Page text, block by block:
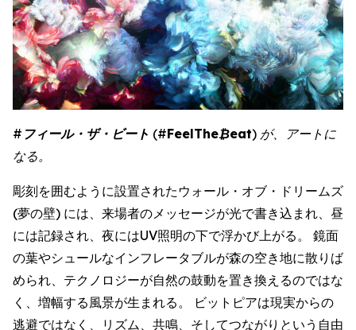
# フィール・ザ・ビート (#FeelThe₿eat) が、アートに
なる。
彫刻を囲むように設置されたウォール・オブ・ドリームズ
(夢の壁) には、来場者のメッセージが光で書き込まれ、昼
には記録され、夜にはUV照明の下で浮かび上がる。 鏡面
の葉やシュールなインフレータブルが森の空き地に散りば
められ、テクノロジーが自然の鼓動を置き換えるのではな
く、増幅する風景が生まれる。 ビットピアは現実からの
逃避ではなく、リズム、共鳴、そしてつながりという自由